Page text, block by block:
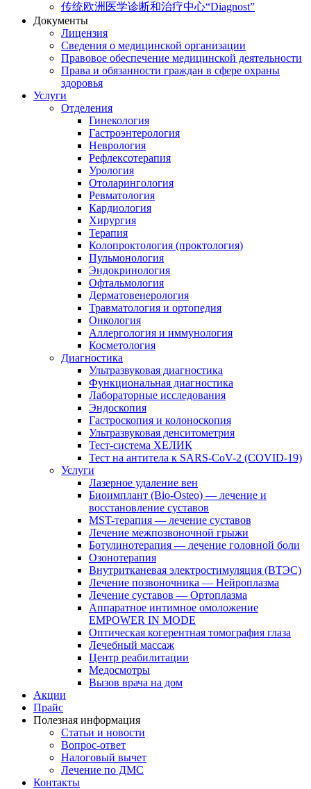
传统欧洲医学诊断和治疗中心“Diagnost”
Документы
Лицензия
Сведения о медицинской организации
Правовое обеспечение медицинской деятельности
Права и обязанности граждан в сфере охраны
здоровья
Услуги
Отделения
Гинекология
Гастроэнтерология
Неврология
Рефлексотерапия
Урология
Отоларингология
Ревматология
Кардиология
Хирургия
Терапия
Колопроктология (проктология)
Пульмонология
Эндокринология
Офтальмология
Дерматовенерология
Травматология и ортопедия
Онкология
Аллергология и иммунология
Косметология
Диагностика
Ультразвуковая диагностика
Функциональная диагностика
Лабораторные исследования
Эндоскопия
Гастроскопия и колоноскопия
Ультразвуковая денситометрия
Тест-система ХЕЛИК
Тест на антитела к SARS-CoV-2 (COVID-19)
Услуги
Лазерное удаление вен
Биоимплант (Bio-Osteo) — лечение и
восстановление суставов
MST-терапия — лечение суставов
Лечение межпозвоночной грыжи
Ботулинотерапия — лечение головной боли
Озонотерапия
Внутритканевая электростимуляция (ВТЭС)
Лечение позвоночника — Нейроплазма
Лечение суставов — Ортоплазма
Аппаратное интимное омоложение
EMPOWER IN MODE
Оптическая когерентная томография глаза
Лечебный массаж
Центр реабилитации
Медосмотры
Вызов врача на дом
Акции
Прайс
Полезная информация
Статьи и новости
Вопрос-ответ
Налоговый вычет
Лечение по ДМС
Контакты